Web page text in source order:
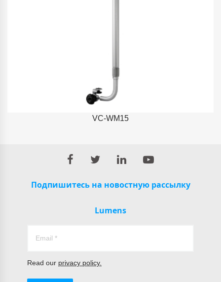
VC-WM15
Подпишитесь на новостную рассылку
Lumens
Read our privacy policy.